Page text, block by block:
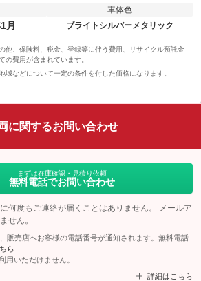
月
車体色
ブライトシルバーメタリック
他、保険料、税金、登録等に伴う費用、リサイクル預託金
の費用が含まれています。
域などについて一定の条件を付した価格になります。
に関するお問い合わせ
まずは在庫確認・見積り依頼
無料電話でお問い合わせ
何度もご連絡が届くことはありません。 メールア
せん。
販売店へお客様の電話番号が通知されます。無料電話
ら
用いただけません。
詳細はこちら